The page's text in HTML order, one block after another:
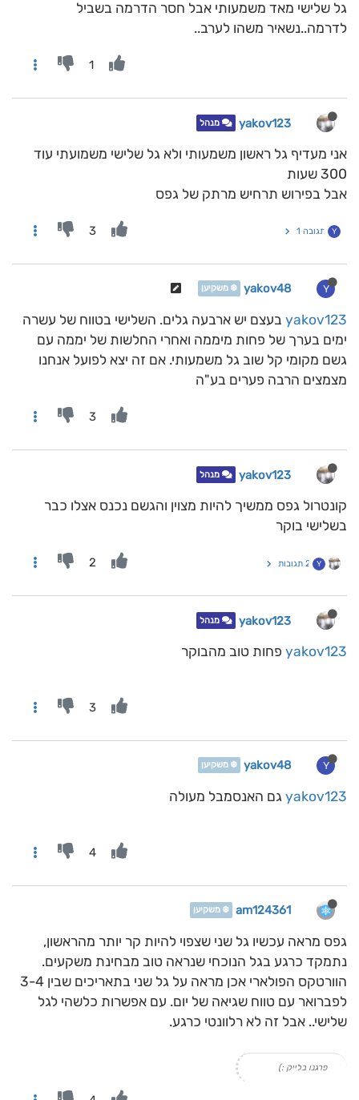
גל שלישי מאד משמעותי אבל חסר הדרמה בשביל
לדרמה..נשאיר משהו לערב..
1
yakov123 מנהל
אני מעדיף גל ראשון משמעותי ולא גל שלישי משמועתי עוד
300 שעות
אבל בפירוש תרחיש מרתק של גפס
Y תגובה 1 3
Y
yakov48 ❄️ משקיען
yakov123 בעצם יש ארבעה גלים. השלישי בטווח של עשרה
ימים בערך של פחות מיממה ואחרי החלשות של יממה עם
גשם מקומי קל שוב גל משמעותי. אם זה יצא לפועל אנחנו
מצמצים הרבה פערים בע"ה
3
yakov123 מנהל
קונטרול גפס ממשיך להיות מצוין והגשם נכנס אצלו כבר
בשלישי בוקר
Y 2 תגובות 2
yakov123 מנהל
yakov123 פחות טוב מהבוקר
3
Y
yakov48 ❄️ משקיען
yakov123 גם האנסמבל מעולה
4
am124361 ❄️ משקיען
גפס מראה עכשיו גל שני שצפוי להיות קר יותר מהראשון,
נתמקד כרגע בגל הנוכחי שנראה טוב מבחינת משקעים.
הוורטקס הפולארי אכן מראה על גל שני בתאריכים שבין 3-4
לפברואר עם טווח שגיאה של יום. עם אפשרות כלשהי לגל
שלישי.. אבל זה לא רלוונטי כרגע.
פרגנו בלייק :)